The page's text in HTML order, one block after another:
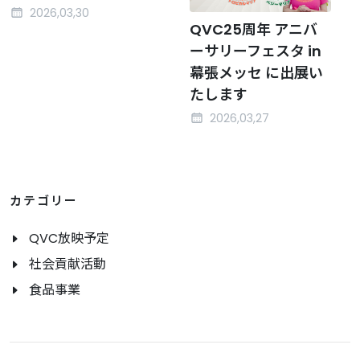
2026,03,30
QVC25周年 アニバ
ーサリーフェスタ in
幕張メッセ に出展い
たします
2026,03,27
カテゴリー
QVC放映予定
社会貢献活動
食品事業